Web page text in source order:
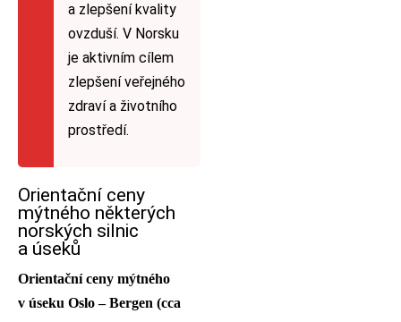
a zlepšení kvality
ovzduší. V Norsku
je aktivním cílem
zlepšení veřejného
zdraví a životního
prostředí.
Orientační ceny
mýtného některých
norských silnic
a úseků
Orientační ceny mýtného
v úseku Oslo – Bergen (cca